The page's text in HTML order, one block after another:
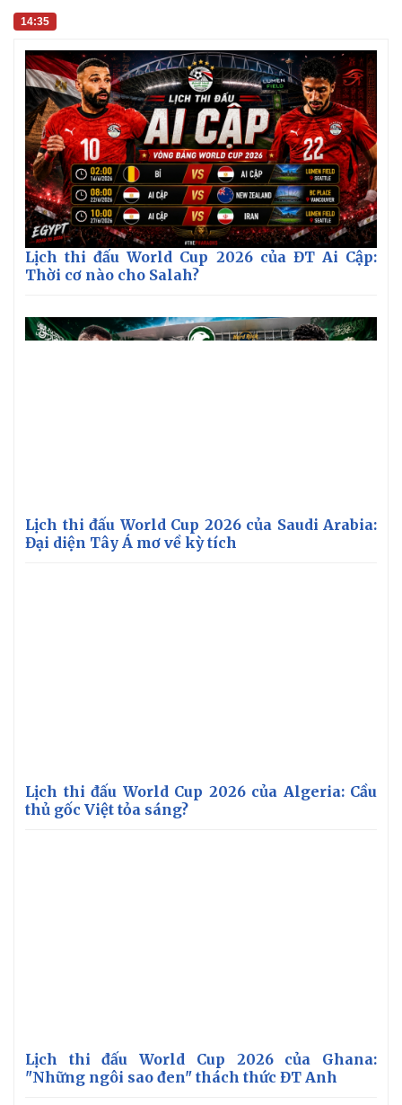
Hậu trường
14:35
Lịch thi đấu World Cup 2026 của ĐT Ai Cập:
Thời cơ nào cho Salah?
Lịch thi đấu World Cup 2026 của Saudi Arabia:
Đại diện Tây Á mơ về kỳ tích
Lịch thi đấu World Cup 2026 của Algeria: Cầu
thủ gốc Việt tỏa sáng?
Lịch thi đấu World Cup 2026 của Ghana:
"Những ngôi sao đen" thách thức ĐT Anh